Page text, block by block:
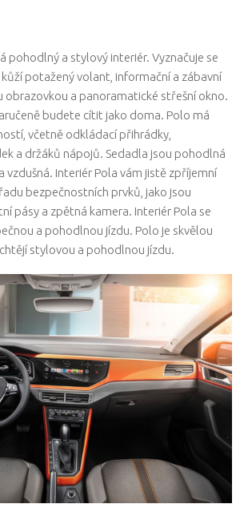
pohodlný a stylový interiér. Vyznačuje se
potažený volant, informační a zábavní
obrazovkou a panoramatické střešní okno.
budete cítit jako doma. Polo má
včetně odkládací přihrádky,
a držáků nápojů. Sedadla jsou pohodlná
vzdušná. Interiér Pola vám jistě zpříjemní
bezpečnostních prvků, jako jsou
pásy a zpětná kamera. Interiér Pola se
a pohodlnou jízdu. Polo je skvělou
stylovou a pohodlnou jízdu.